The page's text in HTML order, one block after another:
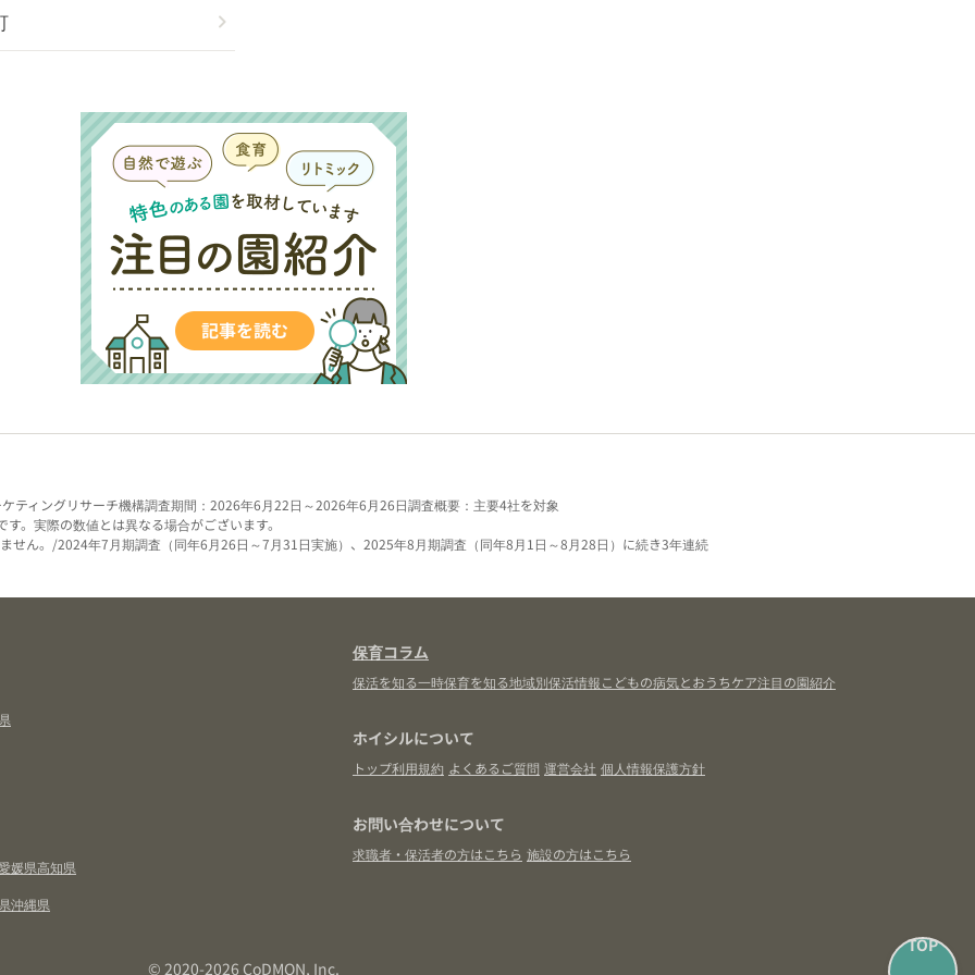
chevron_right
TOP
ティングリサーチ機構調査期間：2026年6月22日～2026年6月26日調査概要：主要4社を対象
。実際の数値とは異なる場合がございます。
せん。/2024年7月期調査（同年6月26日～7月31日実施）、2025年8月期調査（同年8月1日～8月28日）に続き3年連続
媛県高知県
沖縄県
保育コラム
保活を知る一時保育を知る地域別保活情報こどもの病気とおうちケア注目の園紹介
ホイシルについて
トップ利用規約 よくあるご質問 運営会社 個人情報保護方針
お問い合わせについて
求職者・保活者の方はこちら 施設の方はこちら
© 2020-2026 CoDMON, Inc.